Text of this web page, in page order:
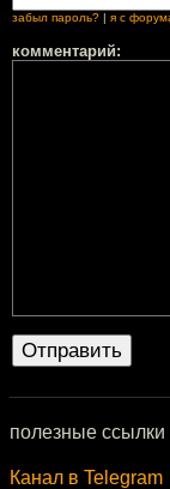
забыл пароль? | я с
комментарий:
полезные ссылки
Канал в Telegram